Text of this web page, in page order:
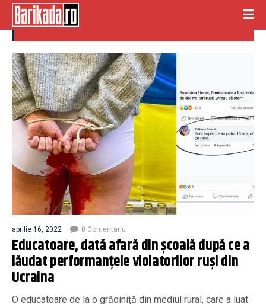
apreciere
aprilie 16, 2022 0 Comentariu
Educatoare, dată afară din școală după ce a
lăudat performanțele violatorilor ruși din
Ucraina
O educatoare de la o grădiniță din mediul rural, care a luat